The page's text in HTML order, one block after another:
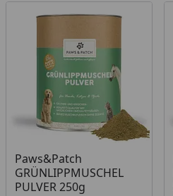
Paws&Patch
GRÜNLIPPMUSCHEL
PULVER 250g
Produkt am Lager